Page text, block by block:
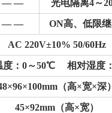
— — 光电隔离4～
— — ON高、低限
AC 220V±10% 50/60Hz
度：0～50℃ 相对湿度
（高×宽×深）
45×92mm（高×宽）